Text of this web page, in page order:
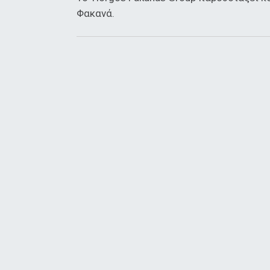
Φακανά.